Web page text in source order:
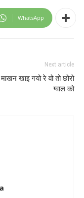
WhatsApp
Next article
माखन खाइ गयो रे वो तो छोरो
ग्वाल को